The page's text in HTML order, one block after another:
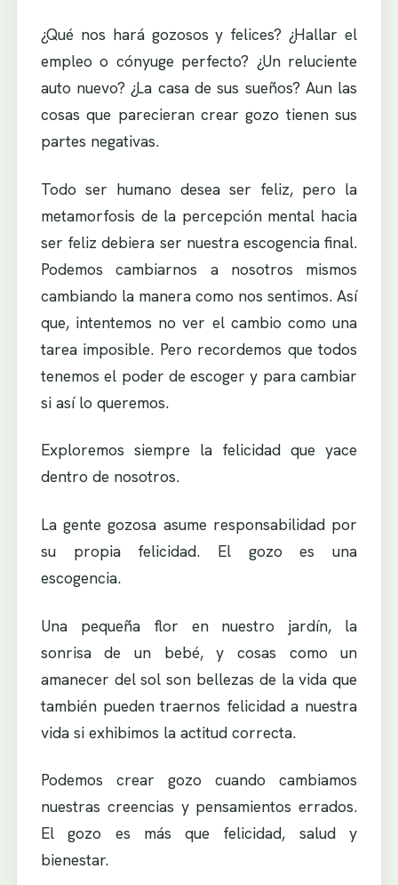
¿Qué nos hará gozosos y felices? ¿Hallar el
empleo o cónyuge perfecto? ¿Un reluciente
auto nuevo? ¿La casa de sus sueños? Aun las
cosas que parecieran crear gozo tienen sus
partes negativas.
Todo ser humano desea ser feliz, pero la
metamorfosis de la percepción mental hacia
ser feliz debiera ser nuestra escogencia final.
Podemos cambiarnos a nosotros mismos
cambiando la manera como nos sentimos. Así
que, intentemos no ver el cambio como una
tarea imposible. Pero recordemos que todos
tenemos el poder de escoger y para cambiar
si así lo queremos.
Exploremos siempre la felicidad que yace
dentro de nosotros.
La gente gozosa asume responsabilidad por
su propia felicidad. El gozo es una
escogencia.
Una pequeña flor en nuestro jardín, la
sonrisa de un bebé, y cosas como un
amanecer del sol son bellezas de la vida que
también pueden traernos felicidad a nuestra
vida si exhibimos la actitud correcta.
Podemos crear gozo cuando cambiamos
nuestras creencias y pensamientos errados.
El gozo es más que felicidad, salud y
bienestar.